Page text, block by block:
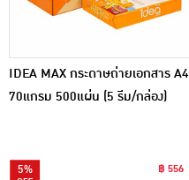
IDEA MAX กระดาษถ่ายเอกสาร A4
70แกรม 500แผ่น (5 รีม/กล่อง)
5%
฿ 556